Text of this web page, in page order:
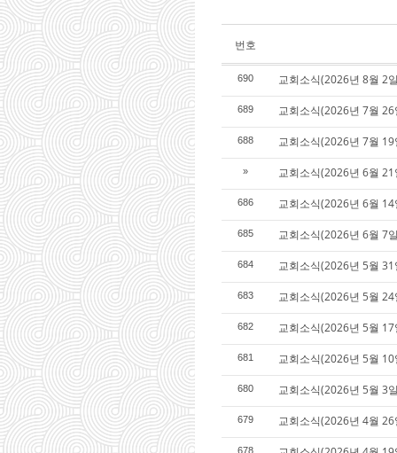
번호
690 교회소식(2026년 8월 2
689 교회소식(2026년 7월 26
688 교회소식(2026년 7월 19
» 교회소식(2026년 6월 21
686 교회소식(2026년 6월 14
685 교회소식(2026년 6월 7
684 교회소식(2026년 5월 31
683 교회소식(2026년 5월 24
682 교회소식(2026년 5월 17
681 교회소식(2026년 5월 10
680 교회소식(2026년 5월 3
679 교회소식(2026년 4월 26
678